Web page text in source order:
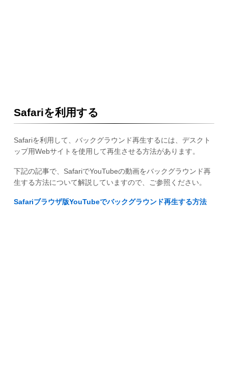
Safariを利用する
Safariを利用して、バックグラウンド再生するには、デスクト
ップ用Webサイトを使用して再生させる方法があります。
下記の記事で、SafariでYouTubeの動画をバックグラウンド再
生する方法について解説していますので、ご参照ください。
Safariブラウザ版YouTubeでバックグラウンド再生する方法